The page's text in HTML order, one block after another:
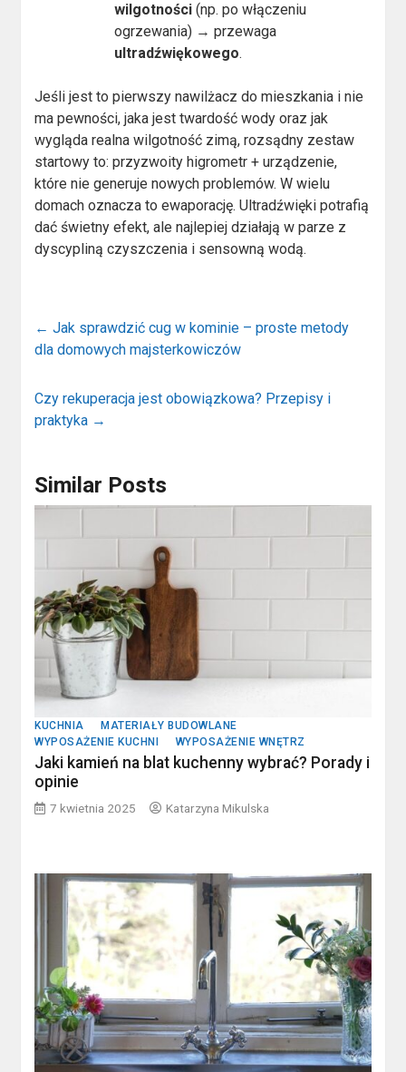
wilgotności (np. po włączeniu
ogrzewania) → przewaga
ultradźwiękowego.
Jeśli jest to pierwszy nawilżacz do mieszkania i nie
ma pewności, jaka jest twardość wody oraz jak
wygląda realna wilgotność zimą, rozsądny zestaw
startowy to: przyzwoity higrometr + urządzenie,
które nie generuje nowych problemów. W wielu
domach oznacza to ewaporację. Ultradźwięki potrafią
dać świetny efekt, ale najlepiej działają w parze z
dyscypliną czyszczenia i sensowną wodą.
← Jak sprawdzić cug w kominie – proste metody
dla domowych majsterkowiczów
Czy rekuperacja jest obowiązkowa? Przepisy i
praktyka →
Similar Posts
KUCHNIA
MATERIAŁY BUDOWLANE
WYPOSAŻENIE KUCHNI
WYPOSAŻENIE WNĘTRZ
Jaki kamień na blat kuchenny wybrać? Porady i
opinie
7 kwietnia 2025 Katarzyna Mikulska